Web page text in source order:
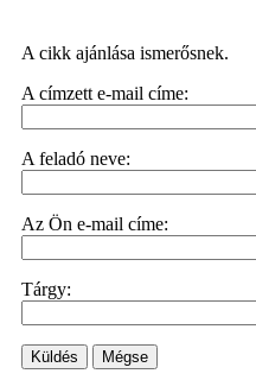
A cikk ajánlása ismerősnek.
A címzett e-mail címe:
A feladó neve:
Az Ön e-mail címe:
Tárgy:
Küldés Mégse